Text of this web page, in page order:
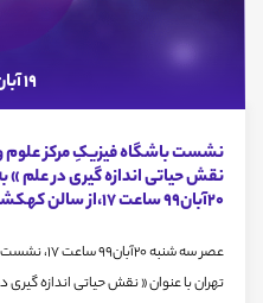
19 آبان 1399
نشست باشگاه فیزیکِ مرکز علوم
نقش حیاتی اندازه گیری در علم
20آبان99 ساعت 17،از سالن کهکشان این مرکز ارائه می شود.
عصر سه شنبه
تهران با عنوان « نقش حیاتی اندازه گیری